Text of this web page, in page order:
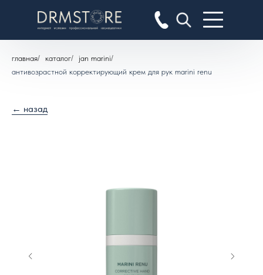
главная/ каталог/ jan marini/
антивозрастной корректирующий крем для рук marini renu
← назад